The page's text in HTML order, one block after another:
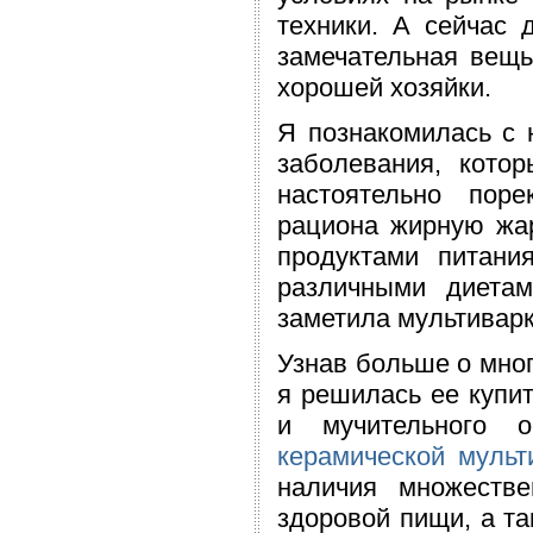
техники. А сейчас
замечательная
хорошей хозяйки.
Я познакомилась с
заболевания,
настоятельно
рациона жирную
продуктами
различными
заметила
Узнав больше о
я решилась ее
и мучительного
керамической
наличия
здоровой пищи, а